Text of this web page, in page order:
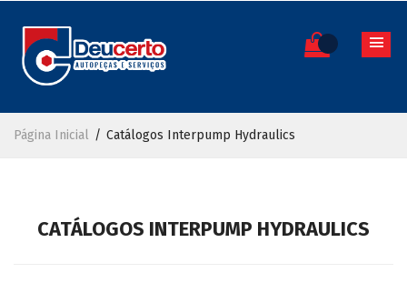
Página Inicial Catálogos Interpump Hydraulics
CATÁLOGOS INTERPUMP HYDRAULICS